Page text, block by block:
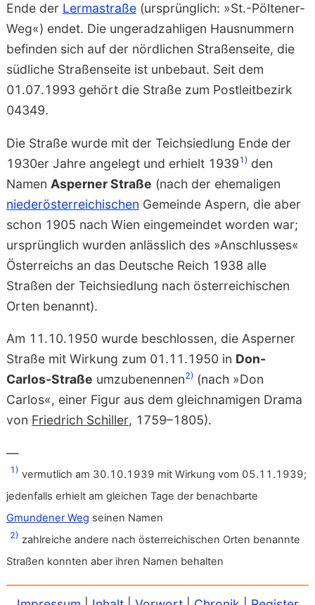
Ende der Lermastraße(ursprünglich: »St.-Pöltener-
Weg«) endet. Die ungeradzahligen Hausnummern
befinden sich auf der nördlichen Straßenseite, die
südliche Straßenseite ist unbebaut. Seit dem
01.07.1993 gehört die Straße zum Postleitbezirk
04349.
Die Straße wurde mit der Teichsiedlung Ende der
1930er Jahre angelegt und erhielt 1939 1)den
Namen Asperner Straße (nach der ehemaligen
niederösterreichischen Gemeinde Aspern, die aber
schon 1905 nach Wien eingemeindet worden war;
ursprünglich wurden anlässlich des »Anschlusses«
Österreichs an das Deutsche Reich 1938 alle
Straßen der Teichsiedlung nach österreichischen
Orten benannt).
Am 11.10.1950 wurde beschlossen, die Asperner
Straße mit Wirkung zum 01.11.1950 in Don-
Carlos-Straße umzubenennen2)(nach »Don
Carlos«, einer Figur aus dem gleichnamigen Drama
von Friedrich Schiller, 1759–1805).
—
1) vermutlich am 30.10.1939 mit Wirkung vom 05.11.1939;
jedenfalls erhielt am gleichen Tage der benachbarte
Gmundener Weg seinen Namen
2) zahlreiche andere nach österreichischen Orten benannte
Straßen konnten aber ihren Namen behalten